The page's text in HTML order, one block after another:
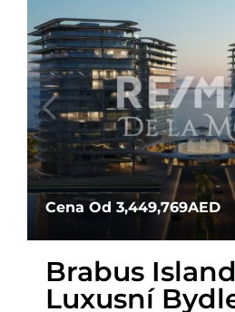
Cena Od 3,449,769AED
Brabus
Luxusní